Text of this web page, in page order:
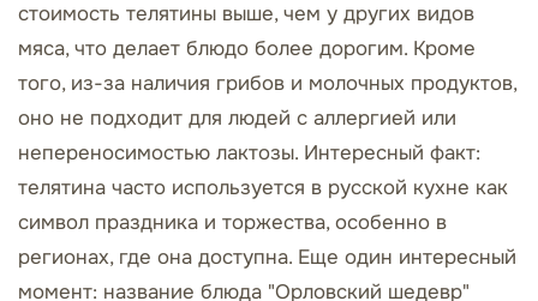
стоимость телятины выше, чем у других видов
мяса, что делает блюдо более дорогим. Кроме
того, из-за наличия грибов и молочных продуктов,
оно не подходит для людей с аллергией или
непереносимостью лактозы. Интересный факт:
телятина часто используется в русской кухне как
символ праздника и торжества, особенно в
регионах, где она доступна. Еще один интересный
момент: название блюда "Орловский шедевр"